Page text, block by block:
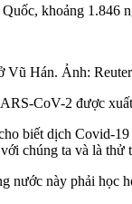
khoảng 1.846
Vũ Hán. Ảnh:
CoV-2 được
biết dịch Covid-
chúng ta và là thử
nước này phải